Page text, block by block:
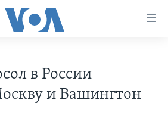
в России
и Вашингтон